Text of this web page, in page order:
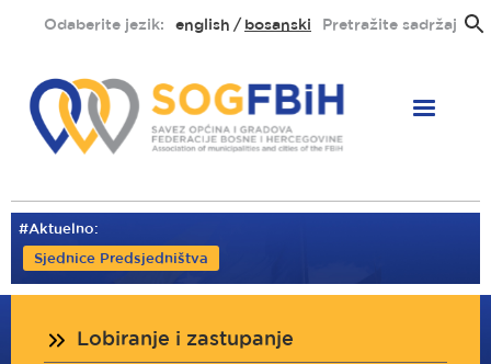
sadržaj
Odaberite jezik: english bosanski Pretražite sadržaj
#Aktuelno:
Sjednice Predsjedništva
Lobiranje i zastupanje